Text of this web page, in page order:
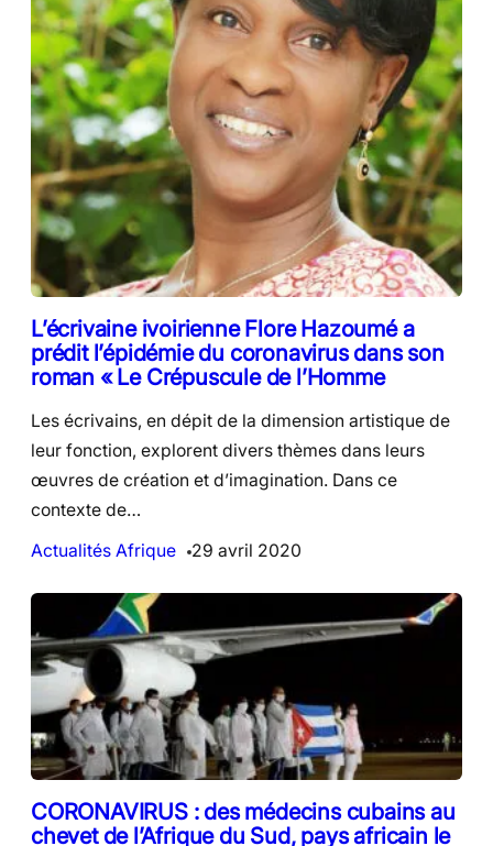
L’écrivaine ivoirienne Flore Hazoumé a
prédit l’épidémie du coronavirus dans son
roman « Le Crépuscule de l’Homme
Les écrivains, en dépit de la dimension artistique de
leur fonction, explorent divers thèmes dans leurs
œuvres de création et d’imagination. Dans ce
contexte de…
Actualités Afrique
29 avril 2020
CORONAVIRUS : des médecins cubains au
chevet de l’Afrique du Sud, pays africain le